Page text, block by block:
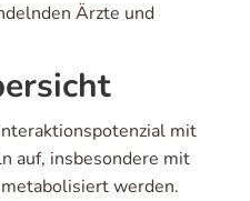
Ärzte und
mit
auf, insbesondere mit
werden.